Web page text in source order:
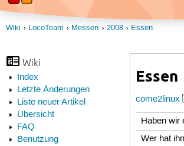
Wiki LocoTeam Messen 2008 Essen
Wiki
Index
Letzte Änderungen
Liste neuer Artikel
Übersicht
FAQ
Benutzung
Essen
come2linux
Haben wir
Wer hat